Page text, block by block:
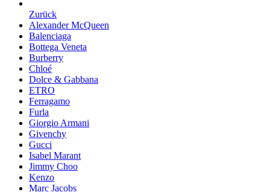
Zurück
Alexander McQueen
Balenciaga
Bottega Veneta
Burberry
Chloé
Dolce & Gabbana
ETRO
Ferragamo
Furla
Giorgio Armani
Givenchy
Gucci
Isabel Marant
Jimmy Choo
Kenzo
Marc Jacobs